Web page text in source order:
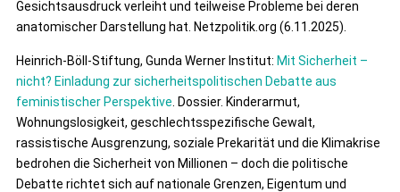
Gesichtsausdruck verleiht und teilweise Probleme bei deren
anatomischer Darstellung hat. Netzpolitik.org (6.11.2025).
Heinrich-Böll-Stiftung, Gunda Werner Institut: Mit Sicherheit –
nicht? Einladung zur sicherheitspolitischen Debatte aus
feministischer Perspektive . Dossier. Kinderarmut,
Wohnungslosigkeit, geschlechtsspezifische Gewalt,
rassistische Ausgrenzung, soziale Prekarität und die Klimakrise
bedrohen die Sicherheit von Millionen – doch die politische
Debatte richtet sich auf nationale Grenzen, Eigentum und